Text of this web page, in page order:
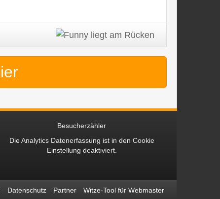
Besucherzähler
Die Analytics Datenerfassung ist in den Cookie
Einstellung deaktiviert.
Datenschutz Partner Witze-Tool für Webmaster